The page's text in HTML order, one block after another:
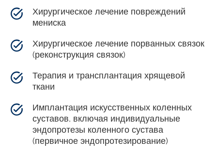
Хирургическое лечение повреждений
мениска
Хирургическое лечение порванных связок
(реконструкция связок)
Терапия и трансплантация хрящевой
ткани
Имплантация искусственных коленных
суставов, включая индивидуальные
эндопротезы коленного сустава
(первичное эндопротезирование)